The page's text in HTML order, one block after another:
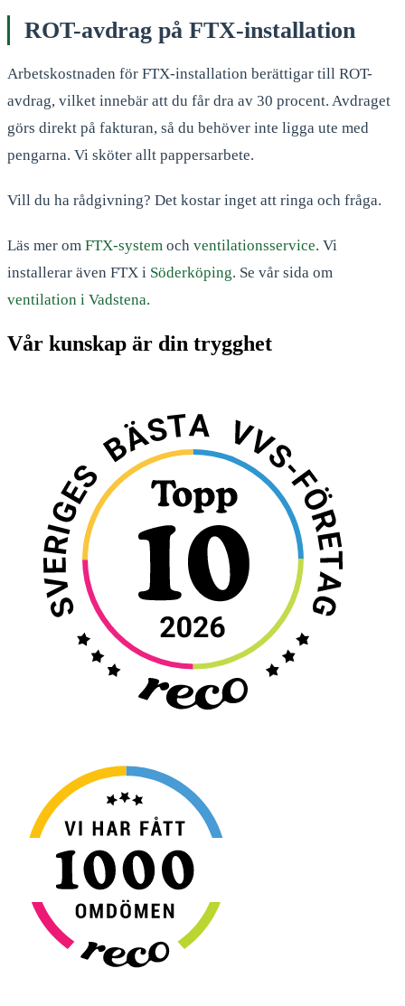
ROT-avdrag på FTX-installation
Arbetskostnaden för FTX-installation berättigar till ROT-
avdrag, vilket innebär att du får dra av 30 procent. Avdraget
görs direkt på fakturan, så du behöver inte ligga ute med
pengarna. Vi sköter allt pappersarbete.
Vill du ha rådgivning? Det kostar inget att ringa och fråga.
Läs mer om FTX-system och ventilationsservice. Vi
installerar även FTX i Söderköping. Se vår sida om
ventilation i Vadstena.
Vår kunskap är din trygghet